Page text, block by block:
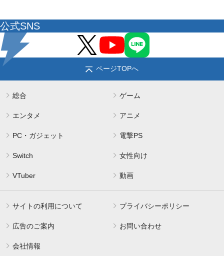
公式SNS
ページTOPへ
総合 ゲーム
エンタメ アニメ
PC・ガジェット 電撃PS
Switch 女性向け
VTuber 動画
サイトの利用について プライバシーポリシー
広告のご案内 お問い合わせ
会社情報